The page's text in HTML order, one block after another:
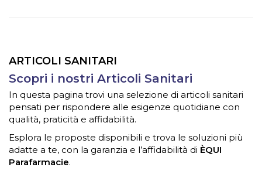
ARTICOLI SANITARI
Scopri i nostri Articoli Sanitari
In questa pagina trovi una selezione di articoli sanitari
pensati per rispondere alle esigenze quotidiane con
qualità, praticità e affidabilità.
Esplora le proposte disponibili e trova le soluzioni più
adatte a te, con la garanzia e l’affidabilità di ÈQUI
Parafarmacie.